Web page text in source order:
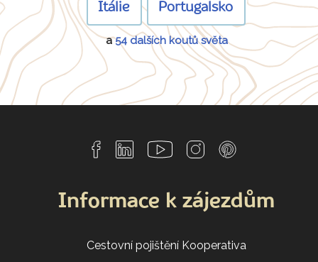
Itálie Portugalsko
a54 dalších koutů světa
Informace k zájezdům
Cestovní pojištění Kooperativa